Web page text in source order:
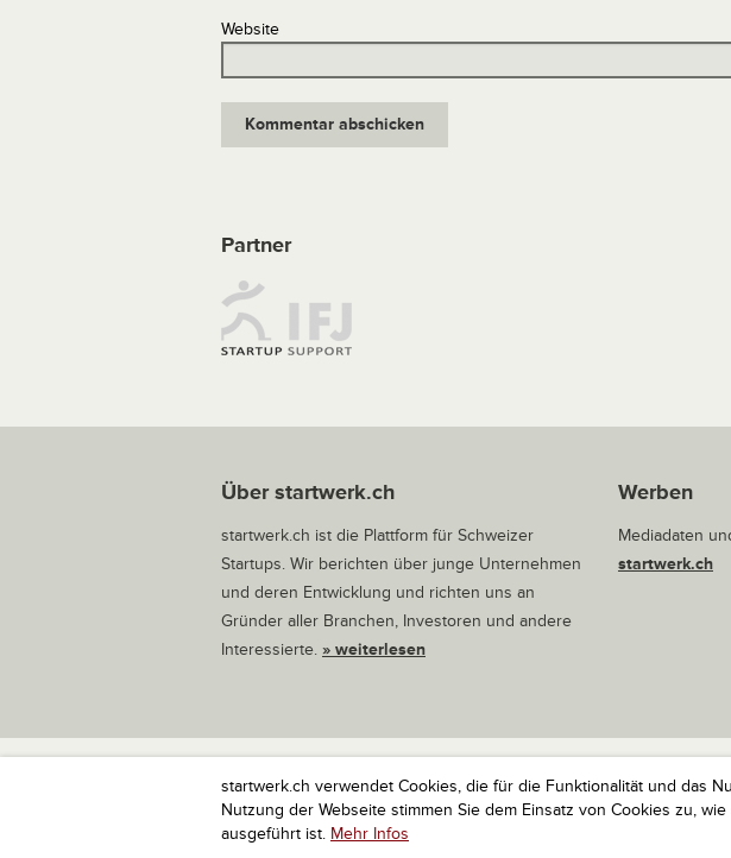
startwerk.ch verwendet Cookies, die für die Funktionalität und das
Nutzung der Webseite stimmen Sie dem Einsatz von Cookies zu,
ausgeführt ist. Mehr Infos
Website
Partner
Über startwerk.ch
startwerk.ch ist die Plattform für Schweizer
Startups. Wir berichten über junge Unternehmen
und deren Entwicklung und richten uns an
Gründer aller Branchen, Investoren und andere
Interessierte. » weiterlesen
Werben
Mediadaten
startwerk.ch
startwerk.ch ist die Plattform für Schweizer Startups. Alle Rechte